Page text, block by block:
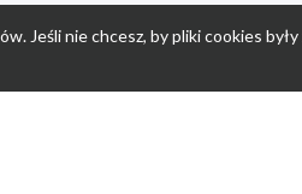
Jeśli nie chcesz, by pliki cookies